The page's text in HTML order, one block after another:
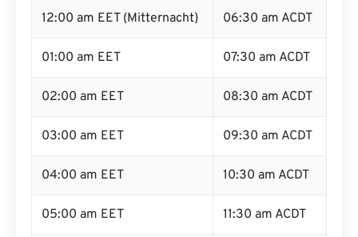
12:00 am EET (Mitternacht) 06:30 am ACDT
01:00 am EET 07:30 am ACDT
02:00 am EET 08:30 am ACDT
03:00 am EET 09:30 am ACDT
04:00 am EET 10:30 am ACDT
05:00 am EET 11:30 am ACDT